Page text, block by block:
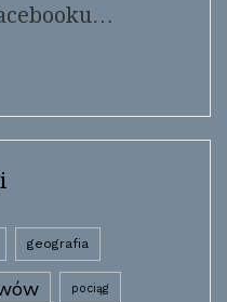
geografia
pociąg